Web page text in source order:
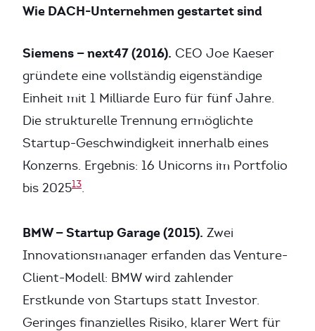
Wie DACH-Unternehmen gestartet sind
Siemens — next47 (2016). CEO Joe Kaeser
gründete eine vollständig eigenständige
Einheit mit 1 Milliarde Euro für fünf Jahre.
Die strukturelle Trennung ermöglichte
Startup-Geschwindigkeit innerhalb eines
Konzerns. Ergebnis: 16 Unicorns im Portfolio
bis 202513.
BMW — Startup Garage (2015). Zwei
Innovationsmanager erfanden das Venture-
Client-Modell: BMW wird zahlender
Erstkunde von Startups statt Investor.
Geringes finanzielles Risiko, klarer Wert für